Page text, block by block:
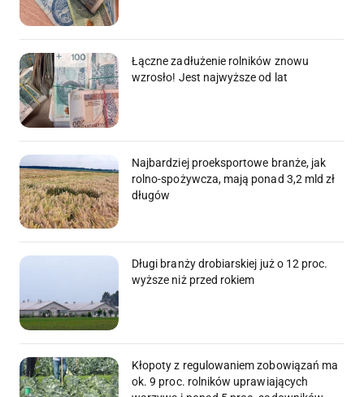
Łączne zadłużenie rolników znowu
wzrosło! Jest najwyższe od lat
Najbardziej proeksportowe branże, jak
rolno-spożywcza, mają ponad 3,2 mld zł
długów
Długi branży drobiarskiej już o 12 proc.
wyższe niż przed rokiem
Kłopoty z regulowaniem zobowiązań ma
ok. 9 proc. rolników uprawiających